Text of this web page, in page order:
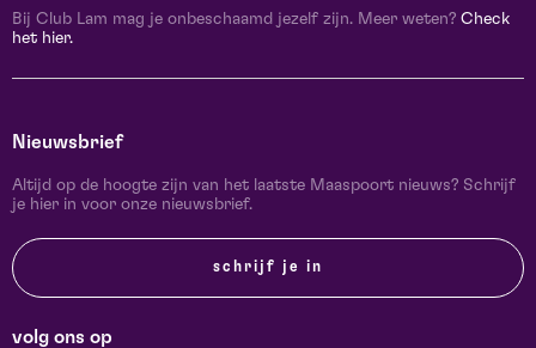
Bij Club Lam mag je onbeschaamd jezelf zijn. Meer weten? Check
het hier.
Nieuwsbrief
Altijd op de hoogte zijn van het laatste Maaspoort nieuws? Schrijf
je hier in voor onze nieuwsbrief.
schrijf je in
volg ons op